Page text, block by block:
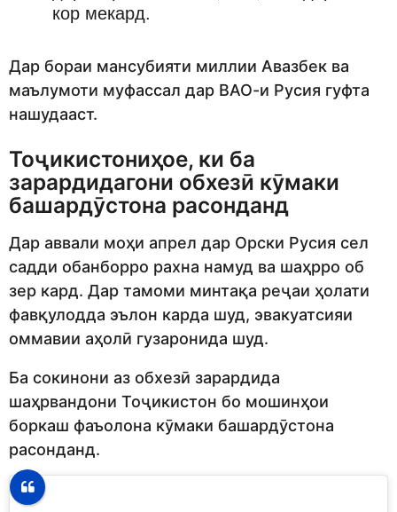
кор мекард.
Дар бораи мансубияти миллии Авазбек ва
маълумоти муфассал дар ВАО-и Русия гуфта
нашудааст.
Тоҷикистониҳое, ки ба
зарардидагони обхезӣ кӯмаки
башардӯстона расонданд
Дар аввали моҳи апрел дар Орски Русия сел
садди обанборро рахна намуд ва шаҳрро об
зер кард. Дар тамоми минтақа реҷаи ҳолати
фавқулодда эълон карда шуд, эвакуатсияи
оммавии аҳолӣ гузаронида шуд.
Ба сокинони аз обхезӣ зарардида
шаҳрвандони Тоҷикистон бо мошинҳои
боркаш фаъолона кӯмаки башардӯстона
расонданд.